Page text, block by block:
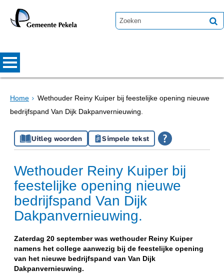
Home
Wethouder Reiny Kuiper bij feestelijke opening nieuwe
bedrijfspand Van Dijk Dakpanvernieuwing.
Uitleg woorden Simpele tekst
Wethouder Reiny Kuiper bij
feestelijke opening nieuwe
bedrijfspand Van Dijk
Dakpanvernieuwing.
Zaterdag 20 september was wethouder Reiny Kuiper
namens het college aanwezig bij de feestelijke opening
van het nieuwe bedrijfspand van Van Dijk
Dakpanvernieuwing.